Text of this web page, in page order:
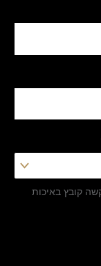
קובץ באיכות